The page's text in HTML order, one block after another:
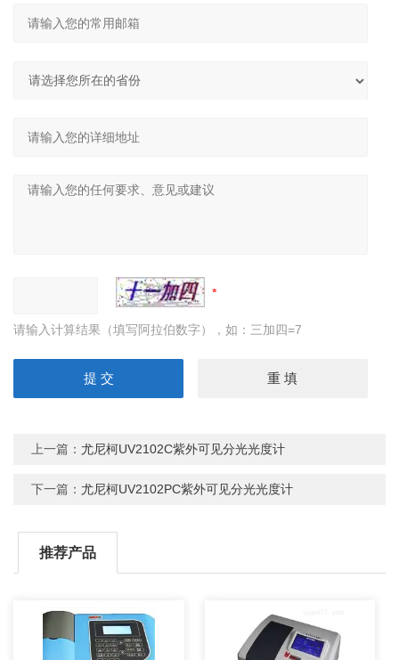
请输入计算结果（填写阿拉伯数字），如：三加四=7
上一篇：尤尼柯UV2102C紫外可见分光光度计
下一篇：尤尼柯UV2102PC紫外可见分光光度计
推荐产品